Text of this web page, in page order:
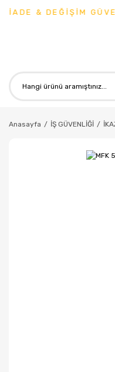
& DEĞİŞİM
Anasayfa İŞ GÜVENLİĞİ